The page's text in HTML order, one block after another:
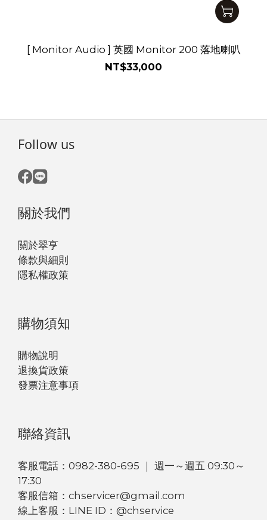
[ Monitor Audio ] 英國 Monitor 200 落地喇叭
NT$33,000
Follow us
關於我們
關於翠亨
條款與細則
隱私權政策
購物須知
購物說明
退換貨政策
發票注意事項
聯絡資訊
客服電話：0982-380-695 ｜ 週一～週五 09:30～
17:30
客服信箱：chservicer@gmail.com
線上客服：LINE ID：@chservice